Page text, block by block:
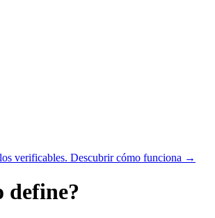
verificables. Descubrir cómo funciona →
define?